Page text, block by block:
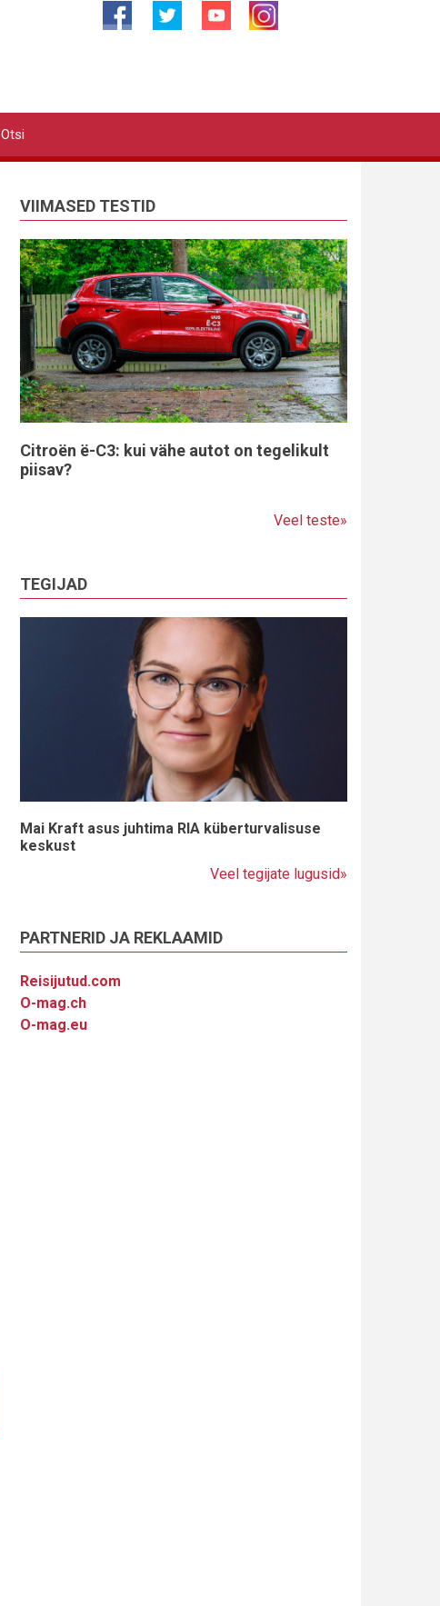
Otsi
VIIMASED TESTID
Citroën ë-C3: kui vähe autot on tegelikult
piisav?
Veel teste»
TEGIJAD
Mai Kraft asus juhtima RIA küberturvalisuse
keskust
Veel tegijate lugusid»
PARTNERID JA REKLAAMID
Reisijutud.com
O-mag.ch
O-mag.eu